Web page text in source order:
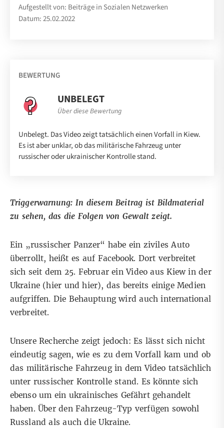
Aufgestellt von: Beiträge in Sozialen Netzwerken
Datum: 25.02.2022
BEWERTUNG
UNBELEGT
Über diese Bewertung
Unbelegt. Das Video zeigt tatsächlich einen Vorfall in Kiew.
Es ist aber unklar, ob das militärische Fahrzeug unter
russischer oder ukrainischer Kontrolle stand.
Triggerwarnung: In diesem Beitrag ist Bildmaterial
zu sehen, das die Folgen von Gewalt zeigt.
Ein „russischer Panzer“ habe ein ziviles Auto
überrollt, heißt es auf Facebook. Dort verbreitet
sich seit dem 25. Februar ein Video aus Kiew in der
Ukraine (hierundhier), das bereitseinige Medien
aufgriffen. Die Behauptung wird auchinternational
verbreitet.
Unsere Recherche zeigt jedoch: Es lässt sich nicht
eindeutig sagen, wie es zu dem Vorfall kam und ob
das militärische Fahrzeug in dem Video tatsächlich
unter russischer Kontrolle stand. Es könnte sich
ebenso um ein ukrainisches Gefährt gehandelt
haben. Über den Fahrzeug-Typ verfügen sowohl
Russland als auch die Ukraine.